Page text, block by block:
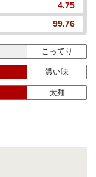
4.75
99.76
こってり
濃い味
太麺